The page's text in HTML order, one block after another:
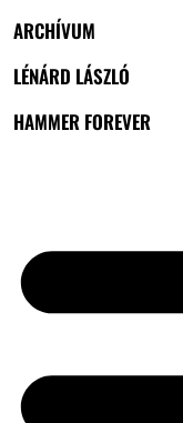
ARCHÍVUM
LÉNÁRD LÁSZLÓ
HAMMER FOREVER